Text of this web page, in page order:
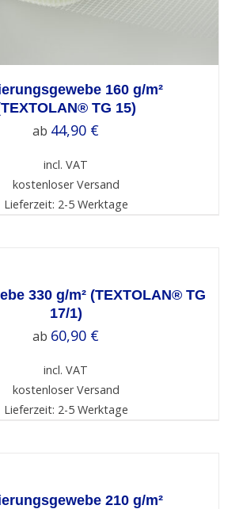
160 g/m²
TG 15)
ab 44,90 €
incl. VAT
kostenloser Versand
Lieferzeit: 2-5 Werktage
330 g/m² (TEXTOLAN® TG
17/1)
ab 60,90 €
incl. VAT
kostenloser Versand
Lieferzeit: 2-5 Werktage
210 g/m²